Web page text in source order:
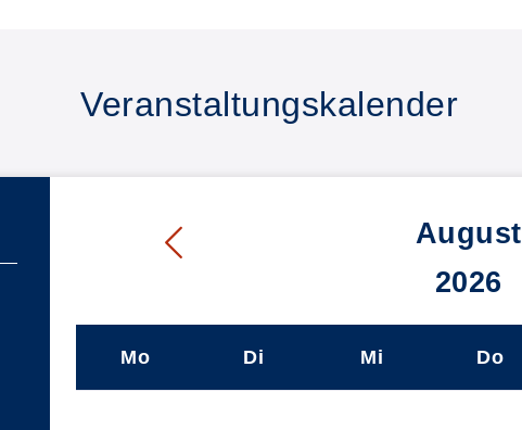
Veranstaltungskalender
August
2026
Mo Di Mi Do